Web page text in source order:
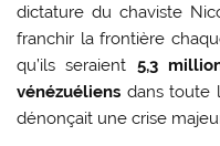
dictature du chaviste
franchir la frontière
qu’ils seraient 5,3
vénézuéliens dans toute
dénonçait une crise